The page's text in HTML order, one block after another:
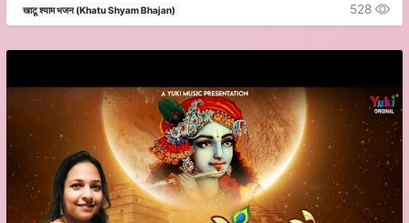
खाटू श्याम भजन (Khatu Shyam Bhajan) 528